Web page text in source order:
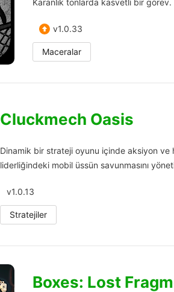
Karanlık tonlarda kasvetli bir görev.
v1.0.33
Maceralar
Cluckmech Oasis
Dinamik bir strateji oyunu içinde aksiyon ve
liderliğindeki mobil üssün savunmasını
v1.0.13
Stratejiler
Boxes: Lost